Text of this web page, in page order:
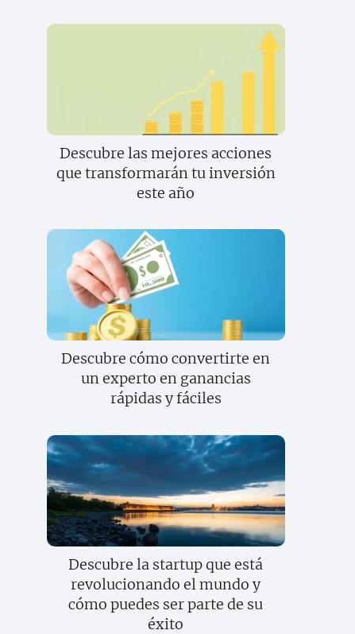
Descubre las mejores acciones
que transformarán tu inversión
este año
Descubre cómo convertirte en
un experto en ganancias
rápidas y fáciles
Descubre la startup que está
revolucionando el mundo y
cómo puedes ser parte de su
éxito